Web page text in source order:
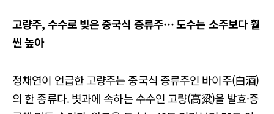
고량주, 수수로 빚은 중국식 증류주… 도수는 소주보다 훨
씬 높아
정채연이 언급한 고량주는 중국식 증류주인 바이주(白酒)
의 한 종류다. 볏과에 속하는 수수인 고량(高粱)을 발효·증